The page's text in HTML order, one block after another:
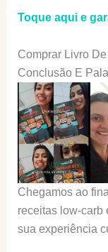
Toque aqui e
Comprar Livro
Conclusão E
Chegamos ao
receitas low-carb
sua experiência